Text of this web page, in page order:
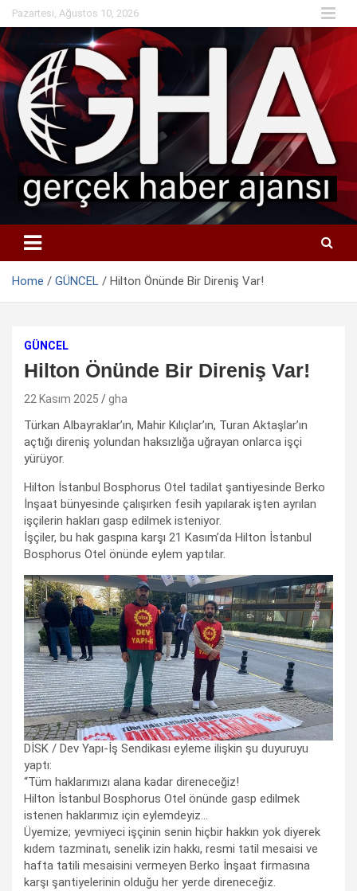
Skip
to
content
Pazartesi, Ağustos 10, 2026
Home GÜNCEL Hilton Önünde Bir Direniş Var!
GÜNCEL
Hilton Önünde Bir Direniş Var!
22 Kasım 2025 gha
Türkan Albayraklar’ın, Mahir Kılıçlar’ın, Turan Aktaşlar’ın
açtığı direniş yolundan haksızlığa uğrayan onlarca işçi
yürüyor.
Hilton İstanbul Bosphorus Otel tadilat şantiyesinde Berko
İnşaat bünyesinde çalışırken fesih yapılarak işten ayrılan
işçilerin hakları gasp edilmek isteniyor.
İşçiler, bu hak gaspına karşı 21 Kasım’da Hilton İstanbul
Bosphorus Otel önünde eylem yaptılar.
DİSK / Dev Yapı-İş Sendikası eyleme ilişkin şu duyuruyu
yaptı:
“Tüm haklarımızı alana kadar direneceğiz!
Hilton İstanbul Bosphorus Otel önünde gasp edilmek
istenen haklarımız için eylemdeyiz…
Üyemize; yevmiyeci işçinin senin hiçbir hakkın yok diyerek
kıdem tazminatı, senelik izin hakkı, resmi tatil mesaisi ve
hafta tatili mesaisini vermeyen Berko İnşaat firmasına
karşı şantiyelerinin olduğu her yerde direneceğiz.